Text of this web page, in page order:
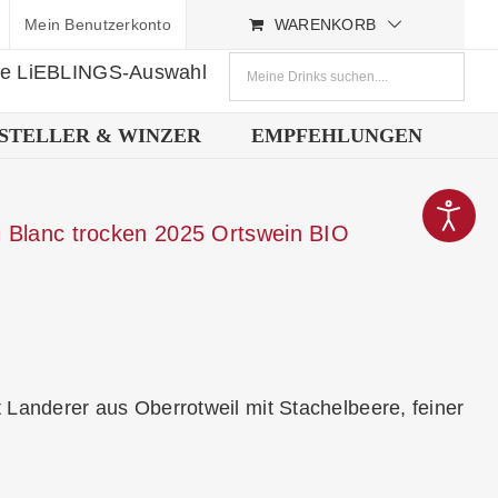
Mein Benutzerkonto WARENKORB
LiEBLINGS-Auswahl
& WINZER EMPFEHLUNGEN
trocken 2025 Ortswein BIO
Landerer aus Oberrotweil mit Stachelbeere, feiner